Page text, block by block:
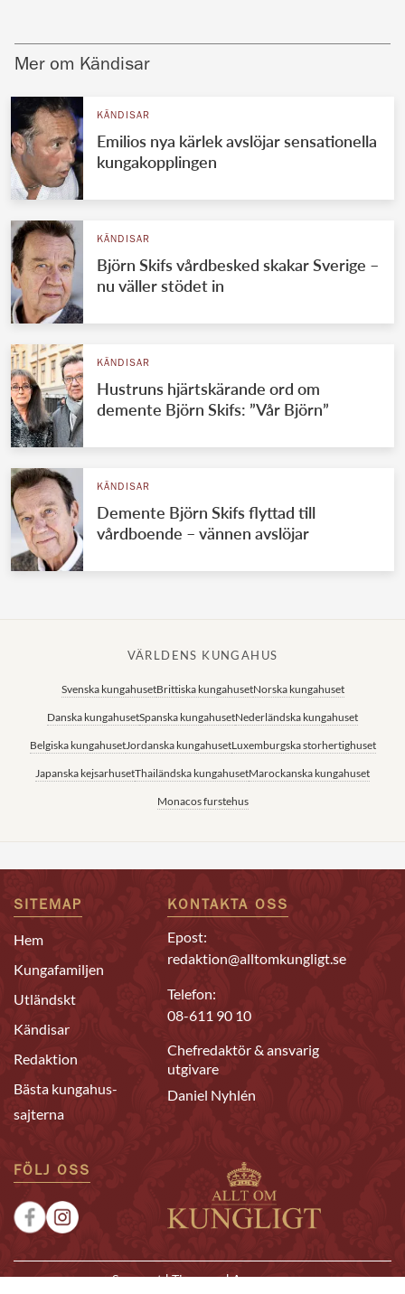
Mer om Kändisar
KÄNDISAR
Emilios nya kärlek avslöjar sensationella
kungakopplingen
KÄNDISAR
Björn Skifs vårdbesked skakar Sverige –
nu väller stödet in
KÄNDISAR
Hustruns hjärtskärande ord om
demente Björn Skifs: ”Vår Björn”
KÄNDISAR
Demente Björn Skifs flyttad till
vårdboende – vännen avslöjar
VÄRLDENS KUNGAHUS
Svenska kungahusetBrittiska kungahusetNorska kungahuset
Danska kungahusetSpanska kungahusetNederländska kungahuset
Belgiska kungahusetJordanska kungahusetLuxemburgska storhertighuset
Japanska kejsarhusetThailändska kungahusetMarockanska kungahuset
Monacos furstehus
SITEMAP
Hem
Kungafamiljen
Utländskt
Kändisar
Redaktion
Bästa kungahus-
sajterna
KONTAKTA OSS
Epost:
redaktion@alltomkungligt.se
Telefon:
08-611 90 10
Chefredaktör & ansvarig
utgivare
Daniel Nyhlén
FÖLJ OSS
Sponsrat|Tipsa oss|Annonsera